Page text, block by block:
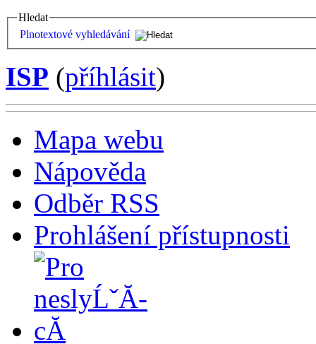
Hledat
Plnotextové vyhledávání
ISP (příhlásit)
Mapa webu
Nápověda
Odběr RSS
Prohlášení přístupnosti